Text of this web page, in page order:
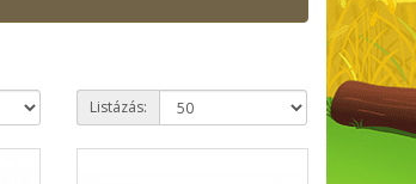
Listázás: